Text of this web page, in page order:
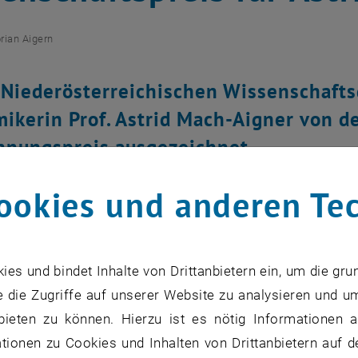
Aigern
Prof. Astrid Mach-Aigner von
ausgezeichnet.
diesem Eintrag sind erst nach Login sichtbar.
sind meistens eine ärgerliche Sache, aber
bestimmte Schimmelpilze heute gezielt
Astrid Mach-Aigner untersucht mit ihrem Team am
Biowissenschaften, öffnet eine externe URL in einem
, wie das am besten gelingt. Für die
und anderen
und bindet Inhalte von Drittanbietern ein, um die
Zugriffe auf unserer Website zu analysieren und
zu können. Hierzu ist es nötig Informationen
zu Cookies und Inhalten von Drittanbietern auf